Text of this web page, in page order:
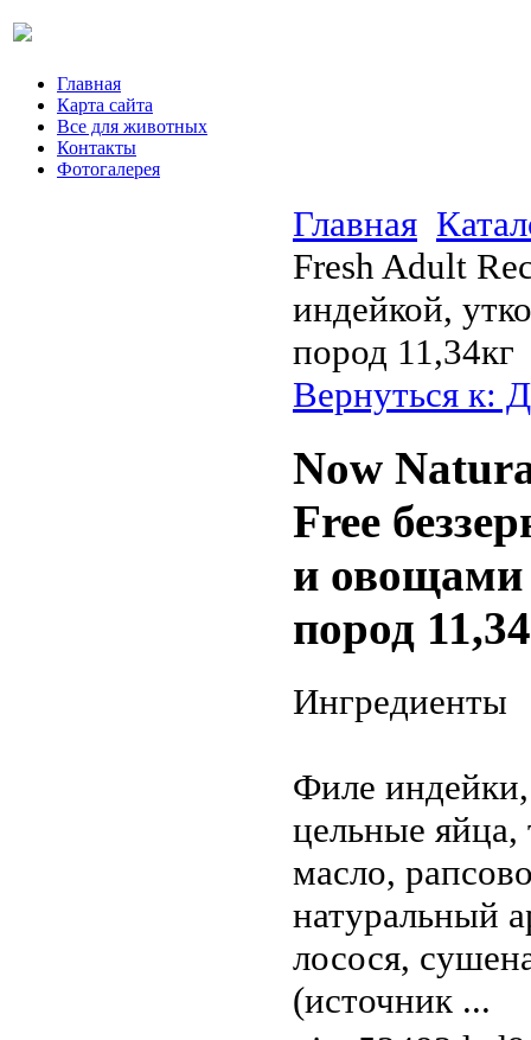
Главная
Карта сайта
Все для животных
Контакты
Фотогалерея
Главная
Fresh Adult
индейкой,
пород 11,34кг
Вернуться к:
Now
Free
и овощами
пород
Ингредиенты
Филе индейки,
цельные яйца,
масло,
натуральный
лосося,
(источник ...